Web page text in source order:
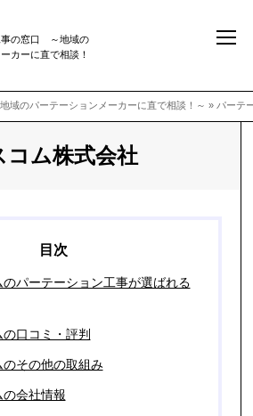
事の窓口 ～地域の
カーに直で相談！
域のパーテーションメーカーに直で相談！～ » パーテ
コム株式会社
のパーテーション工事が選ばれる
口コミ・評判
のその他の取組み
会社情報